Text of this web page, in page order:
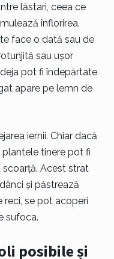
lăstari, ceea ce
înflorirea.
face o dată sau de
sau ușor
pot fi îndepărtate
apare pe lemn de
iernii. Chiar dacă
tinere pot fi
Acest strat
și păstrează
reci, se pot acoperi
sufoca.
posibile și